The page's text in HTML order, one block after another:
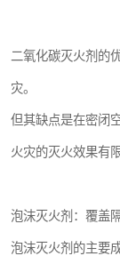
二氧化碳灭火剂的
灾。
但其缺点是在密闭
火灾的灭火效果有限
泡沫灭火剂：覆盖
泡沫灭火剂的主要